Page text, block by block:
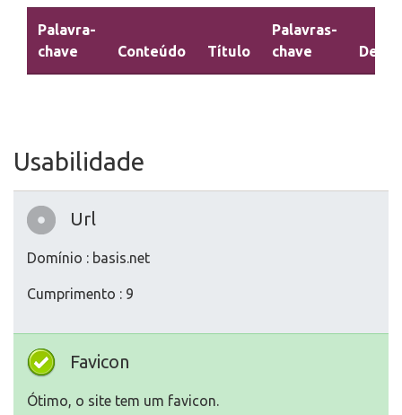
Palavra-
chave
Conteúdo Título
Palavras-
chave
Usabilidade
Url
Domínio : basis.net
Cumprimento : 9
Favicon
Ótimo, o site tem um favicon.